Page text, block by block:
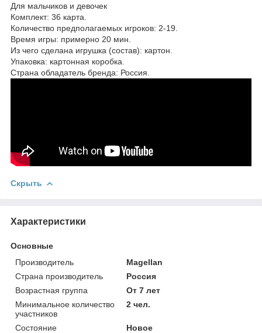
Для мальчиков и девочек
Комплект: 36 карта.
Количество предполагаемых игроков: 2-19.
Время игры: примерно 20 мин.
Из чего сделана игрушка (состав): картон.
Упаковка: картонная коробка.
Страна обладатель бренда: Россия.
Скрыть
Характеристики
Основные
Производитель
Magellan
Страна производитель
Россия
Возрастная группа
От 7 лет
Минимальное количество
участников
2 чел.
Состояние Новое